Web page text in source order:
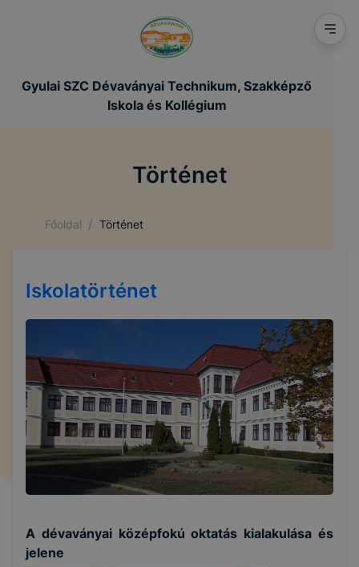
Gyulai SZC Dévaványai Technikum, Szakképző
Iskola és Kollégium
Történet
Főoldal / Történet
Iskolatörténet
A dévaványai középfokú oktatás kialakulása és
jelene